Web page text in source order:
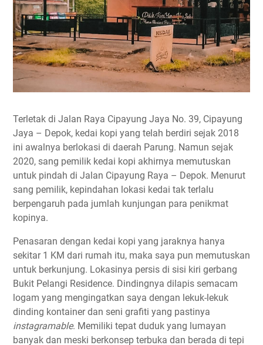
Terletak di Jalan Raya Cipayung Jaya No. 39, Cipayung
Jaya – Depok, kedai kopi yang telah berdiri sejak 2018
ini awalnya berlokasi di daerah Parung. Namun sejak
2020, sang pemilik kedai kopi akhirnya memutuskan
untuk pindah di Jalan Cipayung Raya – Depok. Menurut
sang pemilik, kepindahan lokasi kedai tak terlalu
berpengaruh pada jumlah kunjungan para penikmat
kopinya.
Penasaran dengan kedai kopi yang jaraknya hanya
sekitar 1 KM dari rumah itu, maka saya pun memutuskan
untuk berkunjung. Lokasinya persis di sisi kiri gerbang
Bukit Pelangi Residence. Dindingnya dilapis semacam
logam yang mengingatkan saya dengan lekuk-lekuk
dinding kontainer dan seni grafiti yang pastinya
instagramable. Memiliki tepat duduk yang lumayan
banyak dan meski berkonsep terbuka dan berada di tepi